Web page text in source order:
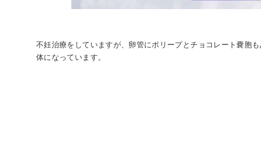
不妊治療をしていますが、卵管にポリープとチョコレート嚢胞
体になっています。